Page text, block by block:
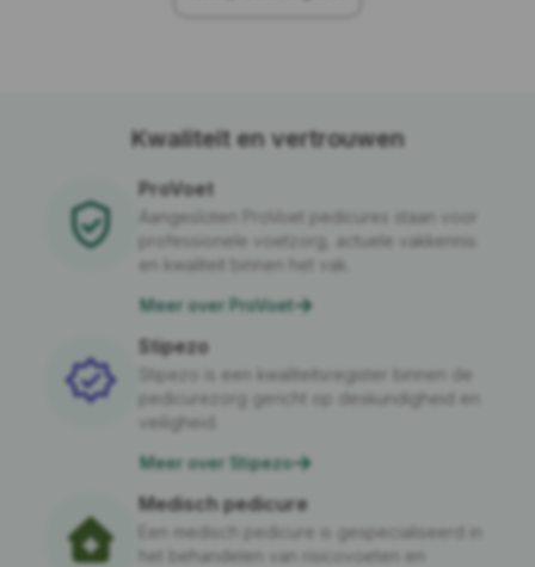
Kwaliteit en vertrouwen
ProVoet
Aangesloten ProVoet pedicures staan voor
professionele voetzorg, actuele vakkennis
en kwaliteit binnen het vak.
Meer over ProVoet
Stipezo
Stipezo is een kwaliteitsregister binnen de
pedicurezorg gericht op deskundigheid en
veiligheid.
Meer over Stipezo
Medisch pedicure
Een medisch pedicure is gespecialiseerd in
het behandelen van risicovoeten en